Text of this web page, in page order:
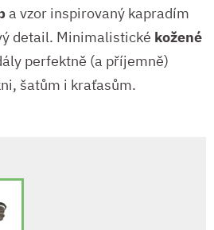
a vzor inspirovaný kapradím
detail. Minimalistické kožené
perfektně (a příjemně)
šatům i kraťasům.